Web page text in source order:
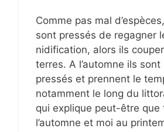
Comme pas mal
sont pressés de regagner
nidification, alors ils
terres. A l’automne ils sont
pressés et prennent le
notamment le long du
qui explique peut-être que
l’automne et moi au